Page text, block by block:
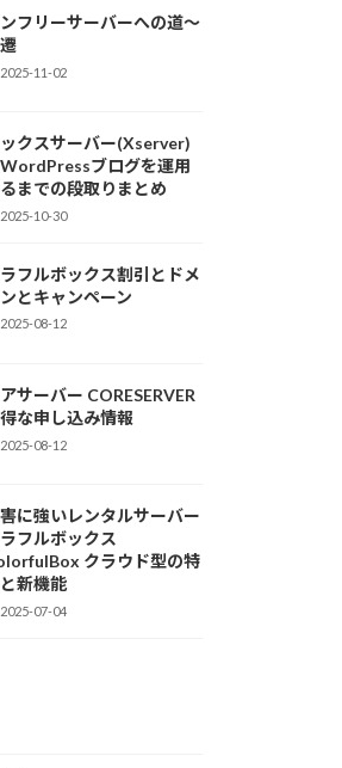
フリーサーバーへの道～
2025-11-02
クスサーバー(Xserver)
ブログを運用
までの段取りまとめ
2025-10-30
フルボックス割引とドメ
とキャンペーン
2025-08-12
サーバー CORESERVER
な申し込み情報
2025-08-12
に強いレンタルサーバー
フルボックス
クラウド型の特
新機能
2025-07-04